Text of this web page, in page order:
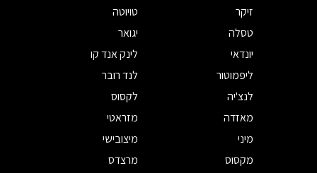
זיקר
טויוטה
טסלה
יגואר
יונדאי
לינק אנד קו
ליפמוטור
לנד רובר
לנצ'יה
לקסוס
מאזדה
מזראטי
מיני
מיצובישי
מקסוס
מרצדס